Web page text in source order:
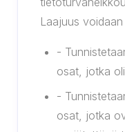
Laajuus
-
osat, jotka
-
osat, jotka